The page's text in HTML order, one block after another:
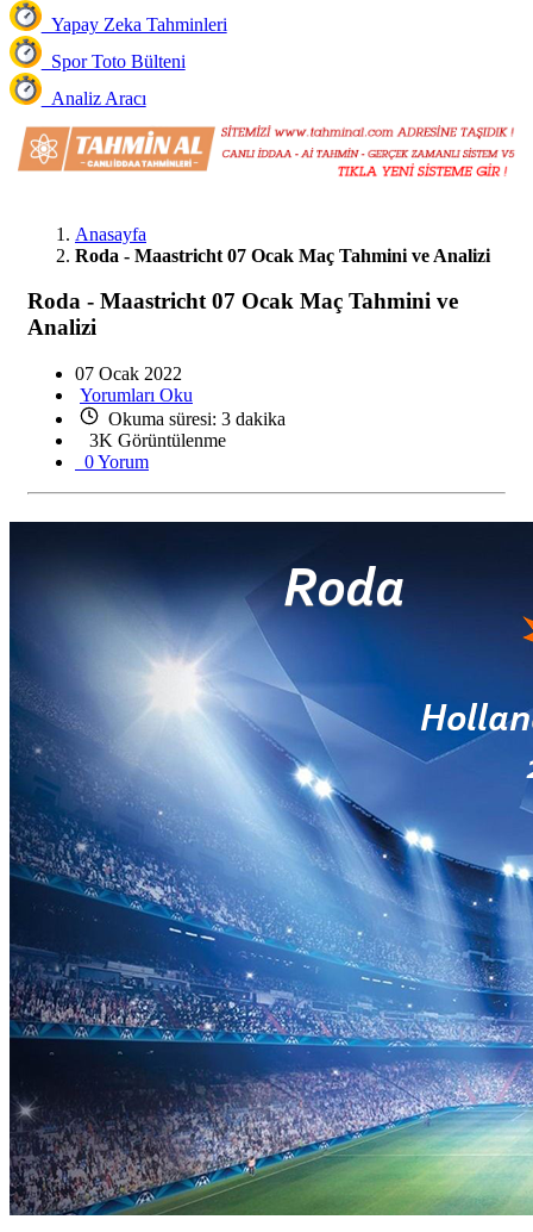
Yapay Zeka Tahminleri
Spor Toto Bülteni
Analiz Aracı
Anasayfa
Roda - Maastricht 07 Ocak Maç Tahmini ve Analizi
Roda - Maastricht 07 Ocak Maç Tahmini ve
Analizi
07 Ocak 2022
Yorumları Oku
Okuma süresi: 3 dakika
3K Görüntülenme
0 Yorum